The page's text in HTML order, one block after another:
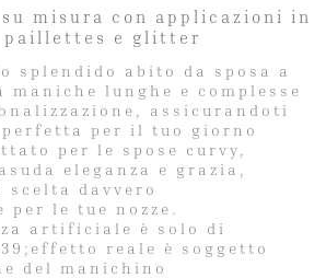
misura con applicazioni in
paillettes e glitter
splendido abito da sposa a
maniche lunghe e complesse
assicurandoti
per il tuo giorno
per le spose curvy,
eleganza e grazia,
scelta davvero
le tue nozze.
artificiale è solo di
reale è soggetto
del manichino